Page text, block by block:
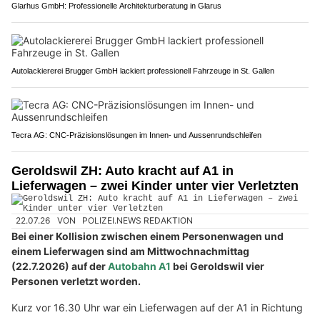
Glarhus GmbH: Professionelle Architekturberatung in Glarus
Autolackiererei Brugger GmbH lackiert professionell Fahrzeuge in St. Gallen
Tecra AG: CNC-Präzisionslösungen im Innen- und Aussenrundschleifen
Geroldswil ZH: Auto kracht auf A1 in
Lieferwagen – zwei Kinder unter vier Verletzten
22.07.26 VON POLIZEI.NEWS REDAKTION
Bei einer Kollision zwischen einem Personenwagen und
einem Lieferwagen sind am Mittwochnachmittag
(22.7.2026) auf derAutobahn A1 bei Geroldswil vier
Personen verletzt worden.
Kurz vor 16.30 Uhr war ein Lieferwagen auf der A1 in Richtung